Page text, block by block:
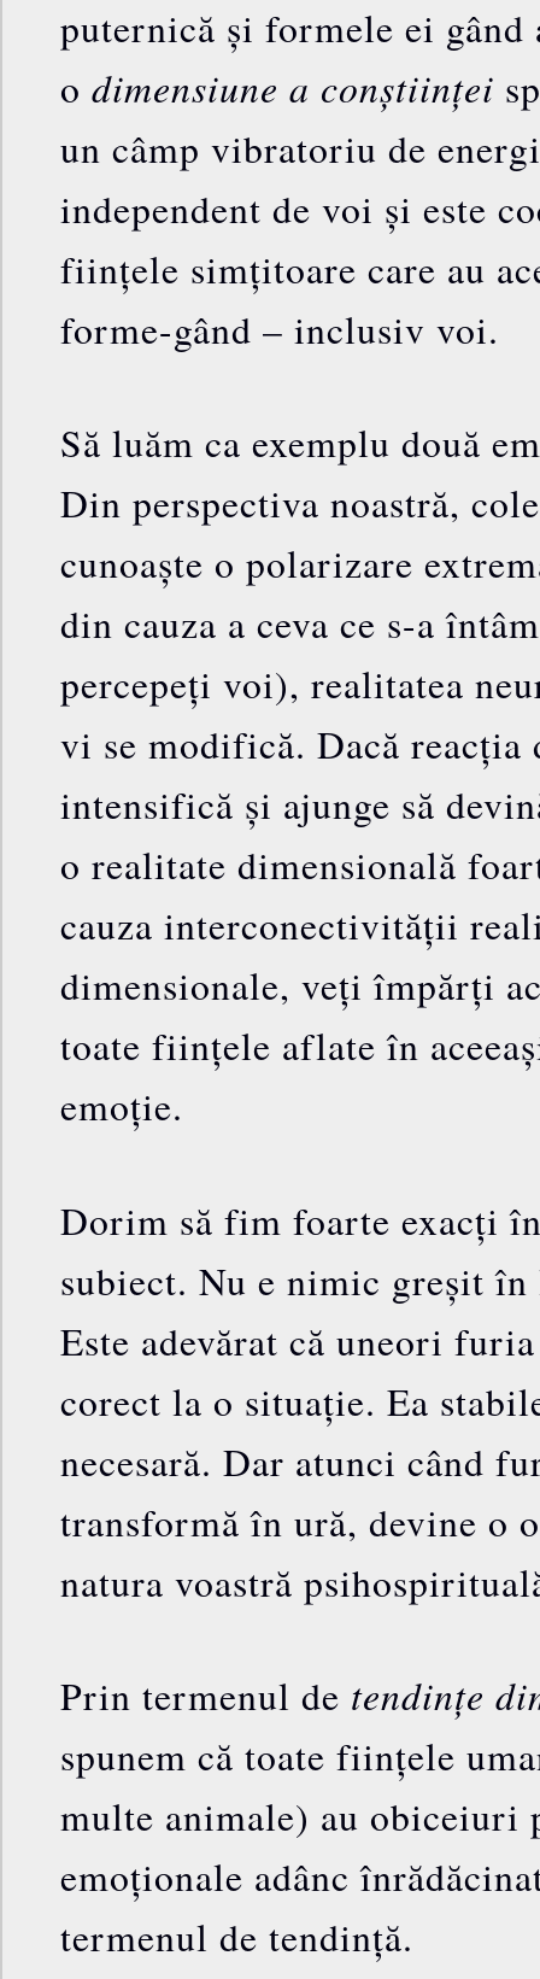
puternică și formele ei
o dimensiune a conștiinței
un câmp vibratoriu de
independent de voi și este
ființele simțitoare care au
forme-gând – inclusiv voi.
Să luăm ca exemplu două
Din perspectiva noastră,
cunoaște o polarizare
din cauza a ceva ce s-a
percepeți voi), realitatea
vi se modifică. Dacă reacția
intensifică și ajunge să
o realitate dimensională
cauza interconectivității
dimensionale, veți împărți
toate ființele aflate în
emoție.
Dorim să fim foarte exacți
subiect. Nu e nimic greșit
Este adevărat că uneori
corect la o situație. Ea
necesară. Dar atunci când
transformă în ură, devine o
natura voastră
Prin termenul de tendințe
spunem că toate ființele
multe animale) au obiceiuri
emoționale adânc
termenul de tendință.